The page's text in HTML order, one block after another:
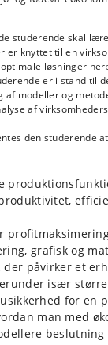
output,
og
på længere
under
nytte,
til
er højt og
stiller
såvel til studerende,
som til studerende,
studerende skal
er knyttet til en
løsninger
er i stand til
modeller og
af
den studerende
grafisk og
påvirker et
især
for en
man med